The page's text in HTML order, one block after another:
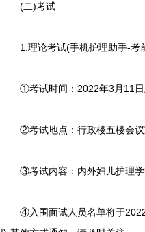
(二)考试
1.理论考试(手机护理助手-考
①考试时间：2022年3月11日
②考试地点：行政楼五楼会议
③考试内容：内外妇儿护理学
④入围面试人员名单将于2022